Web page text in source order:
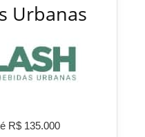
Urbanas
R$ 135.000